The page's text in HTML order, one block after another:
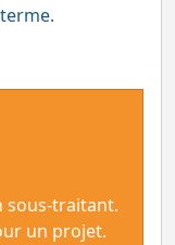
sous-traitant.
un projet.